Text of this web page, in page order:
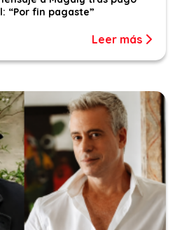
“Por fin pagaste”
Leer más